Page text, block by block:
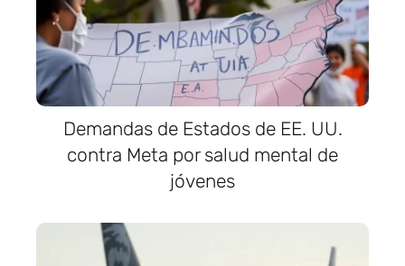
Demandas de Estados de EE. UU.
contra Meta por salud mental de
jóvenes